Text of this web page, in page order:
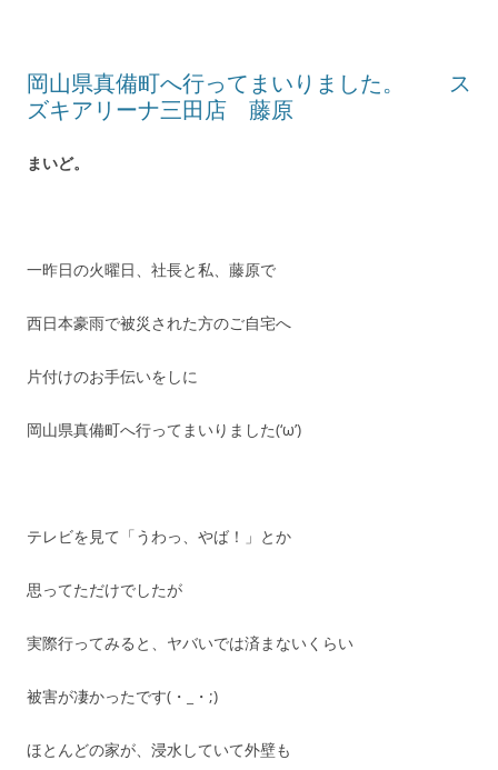
岡山県真備町へ行ってまいりました。 ス
ズキアリーナ三田店 藤原
まいど。
一昨日の火曜日、社長と私、藤原で
西日本豪雨で被災された方のご自宅へ
片付けのお手伝いをしに
岡山県真備町へ行ってまいりました(‘ω’)
テレビを見て「うわっ、やば！」とか
思ってただけでしたが
実際行ってみると、ヤバいでは済まないくらい
被害が凄かったです(・_・;)
ほとんどの家が、浸水していて外壁も